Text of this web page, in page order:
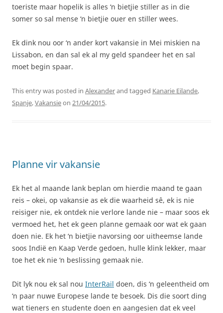
toeriste maar hopelik is alles ‘n bietjie stiller as in die
somer so sal mense ‘n bietjie ouer en stiller wees.
Ek dink nou oor ‘n ander kort vakansie in Mei miskien na
Lissabon, en dan sal ek al my geld spandeer het en sal
moet begin spaar.
This entry was posted in Alexanderand tagged Kanarie Eilande,
Spanje,Vakansieon 21/04/2015.
Planne vir vakansie
Ek het al maande lank beplan om hierdie maand te gaan
reis – okei, op vakansie as ek die waarheid sê, ek is nie
reisiger nie, ek ontdek nie verlore lande nie – maar soos ek
vermoed het, het ek geen planne gemaak oor wat ek gaan
doen nie. Ek het ‘n bietjie navorsing oor uitheemse lande
soos Indië en Kaap Verde gedoen, hulle klink lekker, maar
toe het ek nie ‘n beslissing gemaak nie.
Dit lyk nou ek sal nou InterRail doen, dis ‘n geleentheid om
‘n paar nuwe Europese lande te besoek. Dis die soort ding
wat tieners en studente doen en aangesien dat ek veel